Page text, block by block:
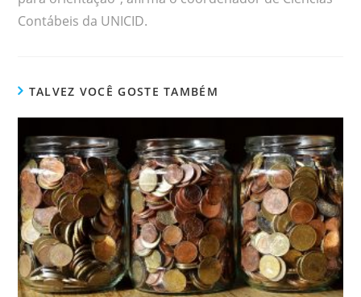
Contábeis da UNICID.
TALVEZ VOCÊ GOSTE TAMBÉM